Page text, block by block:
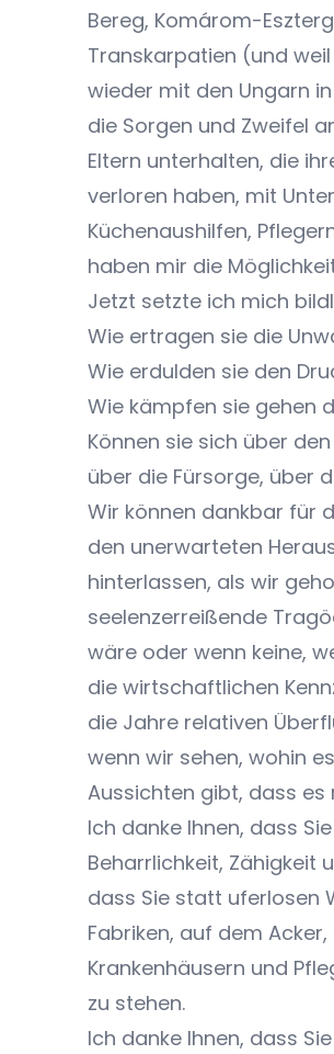
Bereg, Komárom-
Transkarpatien (und
wieder mit den Ungarn
die Sorgen und Zweifel
Eltern unterhalten, die
verloren haben, mit
Küchenaushilfen,
haben mir die
Jetzt setzte ich mich
Wie ertragen sie die
Wie erdulden sie den
Wie kämpfen sie gehen
Können sie sich über
über die Fürsorge, über
Wir können dankbar für
den unerwarteten
hinterlassen, als wir
seelenzerreißende
wäre oder wenn keine,
die wirtschaftlichen
die Jahre relativen
wenn wir sehen, wohin
Aussichten gibt, dass
Ich danke Ihnen, dass
Beharrlichkeit, Zähigkeit
dass Sie statt uferlosen
Fabriken, auf dem
Krankenhäusern und
zu stehen.
Ich danke Ihnen, dass